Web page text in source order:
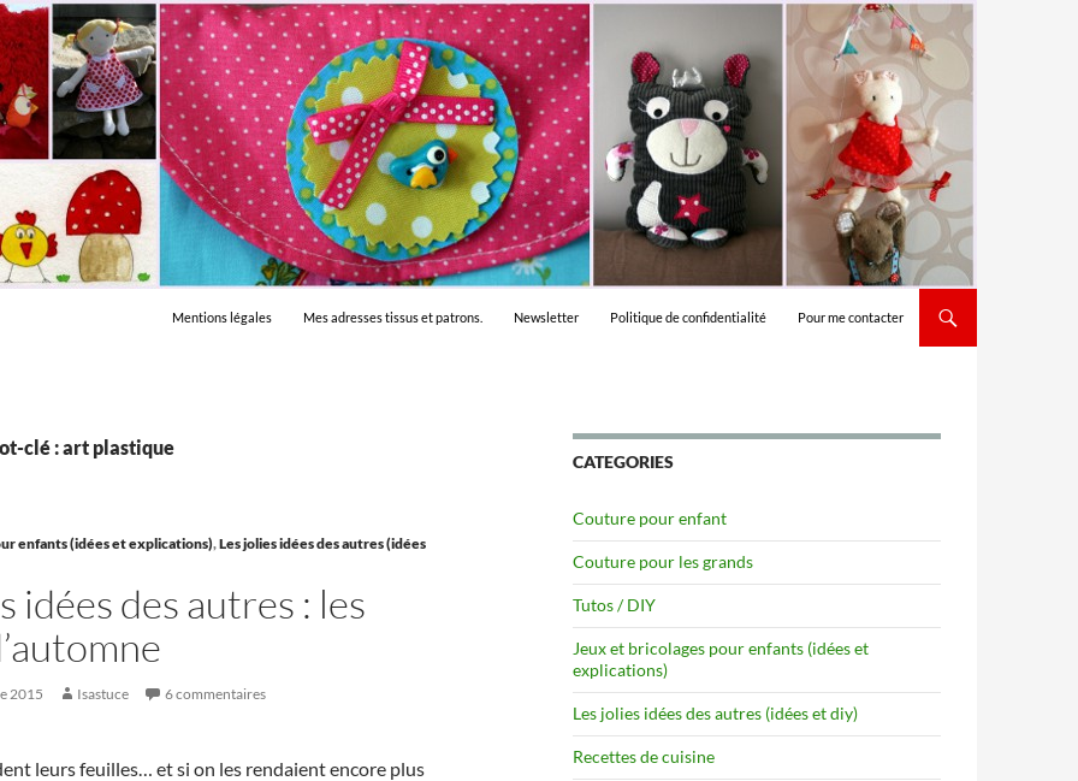
Mentions légales Mes adresses tissus et patrons. Newsletter Politique de confidentialité Pour me contacter
clé : art plastique
enfants (idées et explications),Les jolies idées des autres (idées
idées des autres : les
2015 Isastuce 6 commentaires
leurs feuilles… et si on les rendaient encore plus
CATEGORIES
Couture pour enfant
Couture pour les grands
Tutos / DIY
Jeux et bricolages pour enfants (idées et
explications)
Les jolies idées des autres (idées et diy)
Recettes de cuisine